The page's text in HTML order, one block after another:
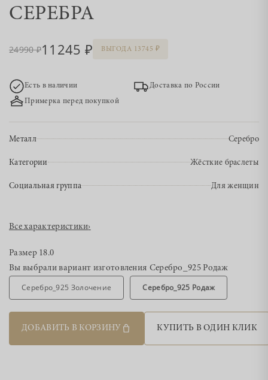
СЕРЕБРА
24990 11245 ВЫГОДА 13745
Есть в наличии
Доставка по России
Примерка перед покупкой
Металл Серебро
Категории Жёсткие браслеты
Социальная группа Для женщин
Все характеристики›
Размер 18.0
Вы выбрали вариант изготовления Серебро_925 Родаж
Серебро_925 Золочение Серебро_925 Родаж
ДОБАВИТЬ В КОРЗИНУ КУПИТЬ В ОДИН КЛИК